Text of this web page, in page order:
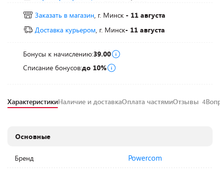
Заказать в магазин, г. Минск - 11 августа
Доставка курьером, г. Минск- 11 августа
Бонусы к начислению:39.00
Списание бонусов:до 10%
ХарактеристикиНаличие и доставкаОплата частямиОтзывы 4
Основные
Бренд Powercom